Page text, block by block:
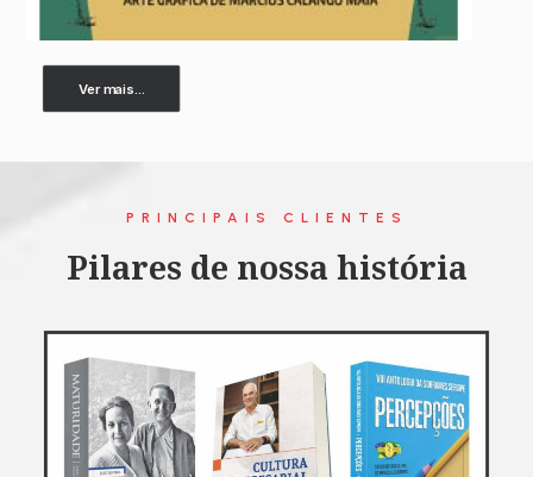
Ver mais...
PRINCIPAIS CLIENTES
Pilares de nossa história